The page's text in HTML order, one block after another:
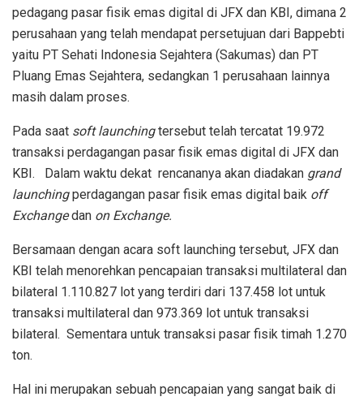
pedagang pasar fisik emas digital di JFX dan KBI, dimana 2
perusahaan yang telah mendapat persetujuan dari Bappebti
yaitu PT Sehati Indonesia Sejahtera (Sakumas) dan PT
Pluang Emas Sejahtera, sedangkan 1 perusahaan lainnya
masih dalam proses.
Pada saat soft launchingtersebut telah tercatat 19.972
transaksi perdagangan pasar fisik emas digital di JFX dan
KBI. Dalam waktu dekat rencananya akan diadakan grand
launchingperdagangan pasar fisik emas digital baik off
Exchangedan on Exchange.
Bersamaan dengan acara soft launching tersebut, JFX dan
KBI telah menorehkan pencapaian transaksi multilateral dan
bilateral 1.110.827 lot yang terdiri dari 137.458 lot untuk
transaksi multilateral dan 973.369 lot untuk transaksi
bilateral. Sementara untuk transaksi pasar fisik timah 1.270
ton.
Hal ini merupakan sebuah pencapaian yang sangat baik di